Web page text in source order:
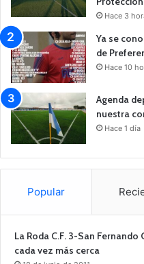
Hace 3
Ya se
de
Hace 10
Agenda
nuestra
Hace 1 día
Popular
La Roda C.F. 3-San
cada vez más cerca